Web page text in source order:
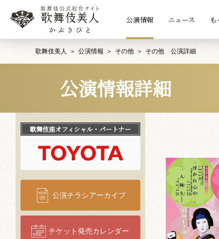
公演情報 ニュース
歌舞伎美人 公演情報 その他 その他 公演詳細
公演情報詳細
歌舞伎座オフィシャル・パートナー
公演チラシアーカイブ
チケット発売カレンダー